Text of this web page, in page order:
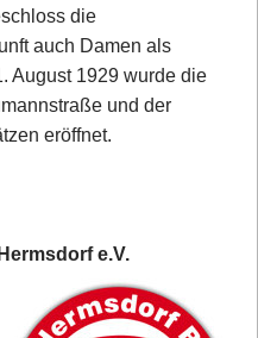
die
auch Damen als
August 1929 wurde die
und der
eröffnet.
e.V.